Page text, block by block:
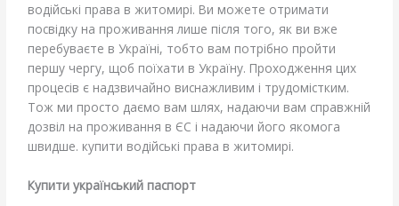
водійські права в житомирі. Ви можете отримати
посвідку на проживання лише після того, як ви вже
перебуваєте в Україні, тобто вам потрібно пройти
першу чергу, щоб поїхати в Україну. Проходження цих
процесів є надзвичайно виснажливим і трудомістким.
Тож ми просто даємо вам шлях, надаючи вам справжній
дозвіл на проживання в ЄС і надаючи його якомога
швидше. купити водійські права в житомирі.
Купити український паспорт